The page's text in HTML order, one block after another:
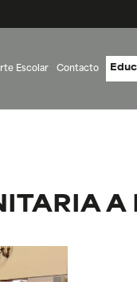
Escolar Contacto
A